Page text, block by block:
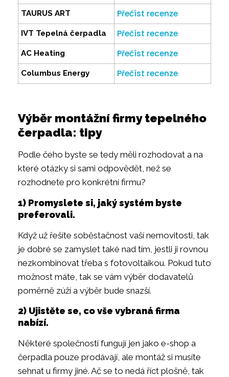
TAURUS ART Přečíst recenze
IVT Tepelná čerpadla Přečíst recenze
AC Heating Přečíst recenze
Columbus Energy Přečíst recenze
Výběr montážní firmy tepelného
čerpadla: tipy
Podle čeho byste se tedy měli rozhodovat a na
které otázky si sami odpovědět, než se
rozhodnete pro konkrétní firmu?
1) Promyslete si, jaký systém byste
preferovali.
Když už řešíte soběstačnost vaší nemovitosti, tak
je dobré se zamyslet také nad tím, jestli ji rovnou
nezkombinovat třeba s fotovoltaikou. Pokud tuto
možnost máte, tak se vám výběr dodavatelů
poměrně zúží a výběr bude snazší.
2) Ujistěte se, co vše vybraná firma
nabízí.
Některé společnosti fungují jen jako e-shop a
čerpadla pouze prodávají, ale montáž si musíte
sehnat u firmy jiné. Ač se to nedá říct plošně, tak